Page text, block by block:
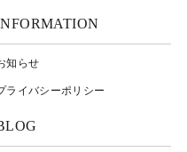
知らせ
ライバシーポリシー